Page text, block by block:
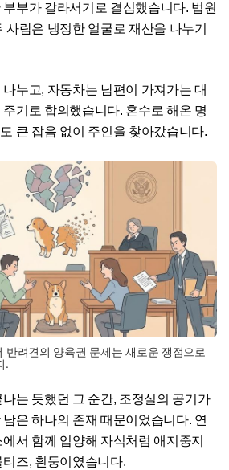
부가 갈라서기로 결심했습니다. 법원
사람은 냉정한 얼굴로 재산을 나누기
누고, 자동차는 남편이 가져가는 대
기로 합의했습니다. 혼수로 해온 명
큰 잡음 없이 주인을 찾아갔습니다.
반려견의 양육권 문제는 새로운 쟁점으로
.
는 듯했던 그 순간, 조정실의 공기가
은 하나의 존재 때문이었습니다. 연
서 함께 입양해 자식처럼 애지중지
즈, 흰둥이였습니다.